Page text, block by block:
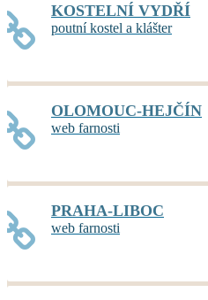
KOSTELNÍ VYDŘÍ
poutní kostel a klášter
OLOMOUC-HEJČÍN
web farnosti
PRAHA-LIBOC
web farnosti